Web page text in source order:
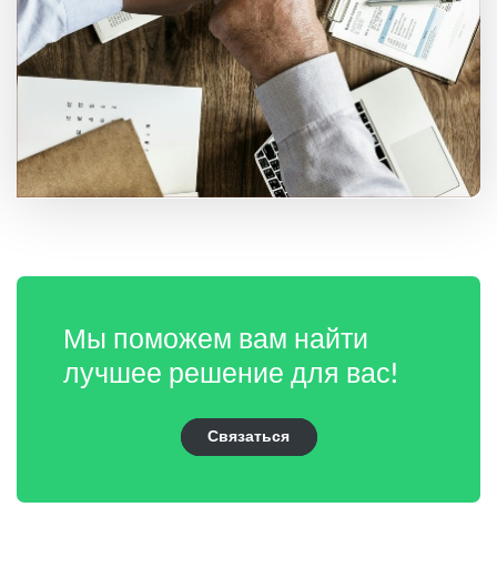
Мы поможем вам найти
лучшее решение для вас!
Связаться